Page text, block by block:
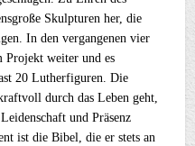
Skulpturen her, die
In den vergangenen vier
Projekt weiter und es
20 Lutherfiguren. Die
durch das Leben geht,
und Präsenz
ist die Bibel, die er stets an